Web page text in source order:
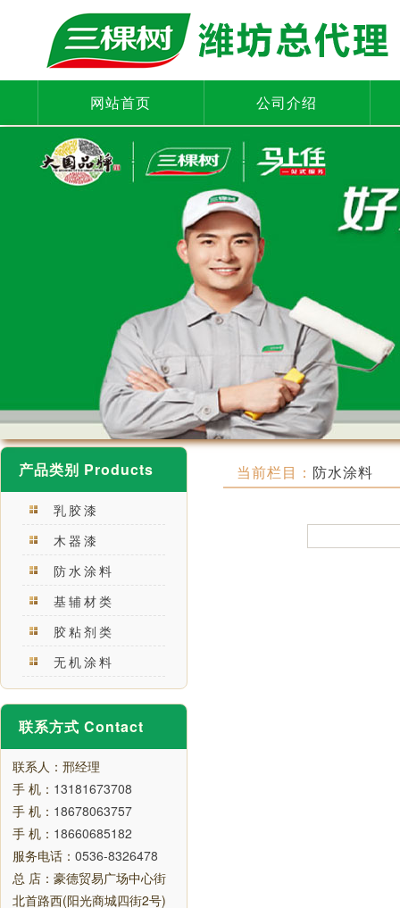
网站首页 公司介绍
产品类别 Products
乳胶漆
木器漆
防水涂料
基辅材类
胶粘剂类
无机涂料
联系方式 Contact
联系人：邢经理
手 机： 13181673708
手 机： 18678063757
手 机： 18660685182
服务电话： 0536-8326478
总 店：豪德贸易广场中心街
北首路西(阳光商城四街2号)
当前栏目： 防水涂料